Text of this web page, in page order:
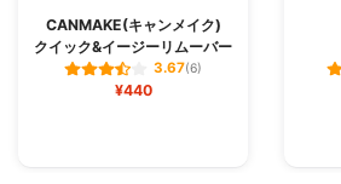
CANMAKE(キャンメイク)
クイック&イージーリムーバー
3.67(6)
¥440